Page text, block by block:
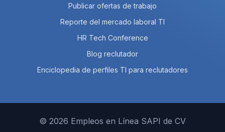
Publicar ofertas de trabajo
Reporte del mercado laboral TI
HR Tech Conference
Blog reclutador
Enciclopedia de perfiles TI para reclutadores
© 2026 Empleos en Línea SAPI de CV